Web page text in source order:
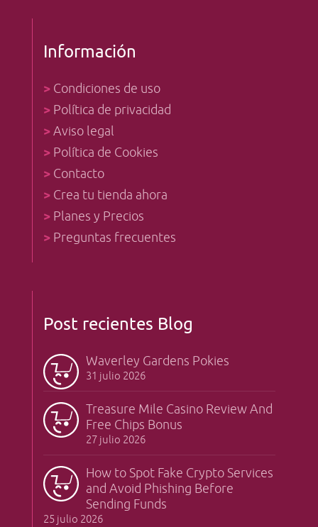
Información
> Condiciones de uso
> Política de privacidad
>Aviso legal
> Política de Cookies
> Contacto
> Crea tu tienda ahora
> Planes y Precios
> Preguntas frecuentes
Post recientes Blog
Waverley Gardens Pokies
31 julio 2026
Treasure Mile Casino Review And
Free Chips Bonus
27 julio 2026
How to Spot Fake Crypto Services
and Avoid Phishing Before
Sending Funds
25 julio 2026